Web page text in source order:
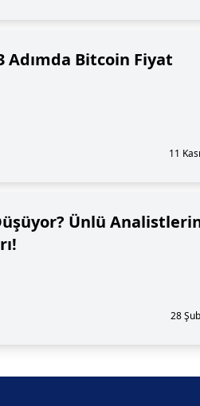
Adımda Bitcoin Fiyat
11
Ünlü
28